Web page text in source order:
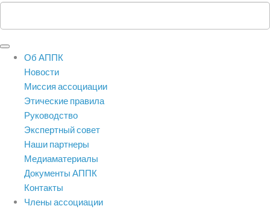
Об АППК
Новости
Миссия ассоциации
Этические правила
Руководство
Экспертный совет
Наши партнеры
Медиаматериалы
Документы АППК
Контакты
Члены ассоциации